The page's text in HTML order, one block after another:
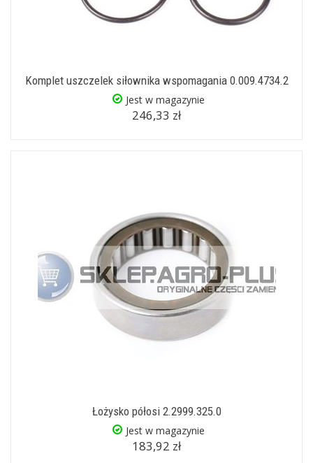
Komplet uszczelek siłownika wspomagania 0.009.4734.2
Jest w magazynie
246,33 zł
Łożysko półosi 2.2999.325.0
Jest w magazynie
183,92 zł